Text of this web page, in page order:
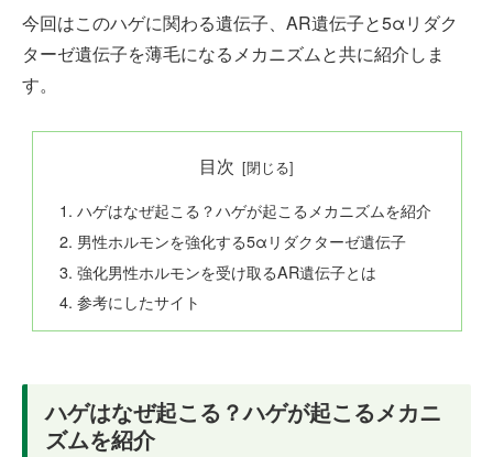
今回はこのハゲに関わる遺伝子、AR遺伝子と5αリダク
ターゼ遺伝子を薄毛になるメカニズムと共に紹介しま
す。
目次
ハゲはなぜ起こる？ハゲが起こるメカニズムを紹介
男性ホルモンを強化する5αリダクターゼ遺伝子
強化男性ホルモンを受け取るAR遺伝子とは
参考にしたサイト
ハゲはなぜ起こる？ハゲが起こるメカニ
ズムを紹介